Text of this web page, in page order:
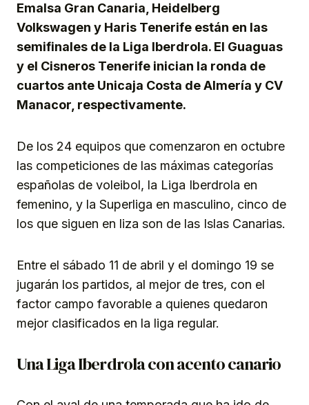
Emalsa Gran Canaria, Heidelberg
Volkswagen y Haris Tenerife están en las
semifinales de la Liga Iberdrola. El Guaguas
y el Cisneros Tenerife inician la ronda de
cuartos ante Unicaja Costa de Almería y CV
Manacor, respectivamente.
De los 24 equipos que comenzaron en octubre
las competiciones de las máximas categorías
españolas de voleibol, la Liga Iberdrola en
femenino, y la Superliga en masculino, cinco de
los que siguen en liza son de las Islas Canarias.
Entre el sábado 11 de abril y el domingo 19 se
jugarán los partidos, al mejor de tres, con el
factor campo favorable a quienes quedaron
mejor clasificados en la liga regular.
Una Liga Iberdrola con acento canario